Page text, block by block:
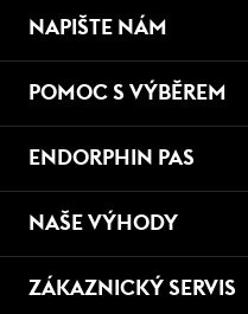
NAPIŠTE NÁM
POMOC S VÝBĚREM
ENDORPHIN PAS
NAŠE VÝHODY
ZÁKAZNICKÝ SERVIS